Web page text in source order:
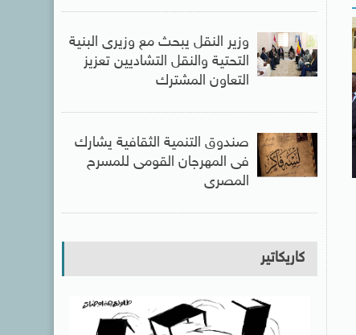
وزير النقل يبحث مع وزيرى البنية
التحتية والنقل التشاديين تعزيز
التعاون المشترك
صندوق التنمية الثقافية يشارك
فى المهرجان القومى للمسرح
المصرى
كاريكاتير